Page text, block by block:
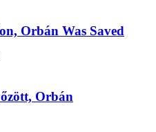
Orbán Was Saved
Orbán